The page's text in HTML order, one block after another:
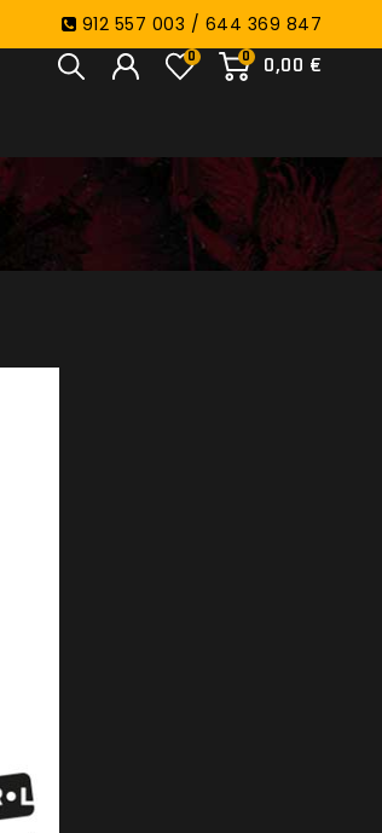
912 557 003 / 644 369 847
0
0,00 €
0